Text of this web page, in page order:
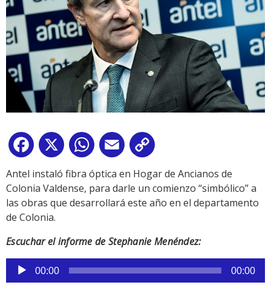
Facebook
X WhatsApp
Email
Link
Antel instaló fibra óptica en Hogar de Ancianos de
Colonia Valdense, para darle un comienzo “simbólico” a
las obras que desarrollará este año en el departamento
de Colonia.
Escuchar el informe de Stephanie Menéndez:
Reproductor
de
00:00 00:00